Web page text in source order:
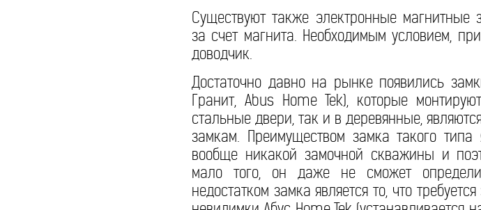
Существуют также электронные магнитные
за счет магнита. Необходимым условием,
доводчик.
Достаточно давно на рынке появились
Гранит, Аbus Home Tek), которые
стальные двери, так и в деревянные,
замкам. Преимуществом замка такого
вообще никакой замочной скважины и
мало того, он даже не сможет
недостатком замка является то, что